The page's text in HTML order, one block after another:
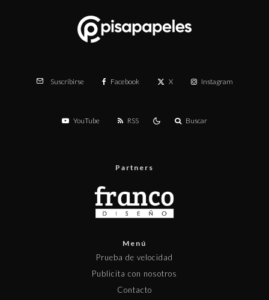
Suscribirse Facebook X Instagram
YouTube RSS Buscar
Partners
Menú
Prueba de velocidad
Publicita con nosotros
Contacto